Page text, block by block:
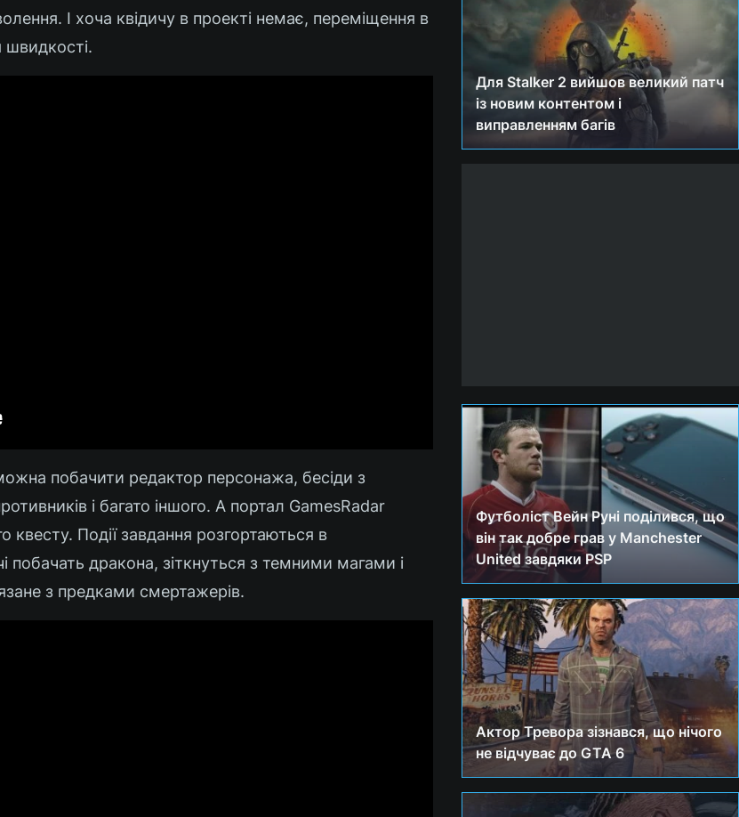
І хоча квідичу в проекті немає, переміщення в
швидкості.
побачити редактор персонажа, бесіди з
і багато іншого. А портал GamesRadar
квесту. Події завдання розгортаються в
побачать дракона, зіткнуться з темними магами і
з предками смертажерів.
Для Stalker 2 вийшов великий патч
із новим контентом і
виправленням багів
Футболіст Вейн Руні поділився, що
він так добре грав у Manchester
United завдяки PSP
Актор Тревора зізнався, що нічого
не відчуває до GTA 6